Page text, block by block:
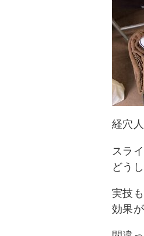
経穴
スラ
どう
実技
効果